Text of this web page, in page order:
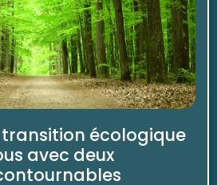
transition écologique
avec deux